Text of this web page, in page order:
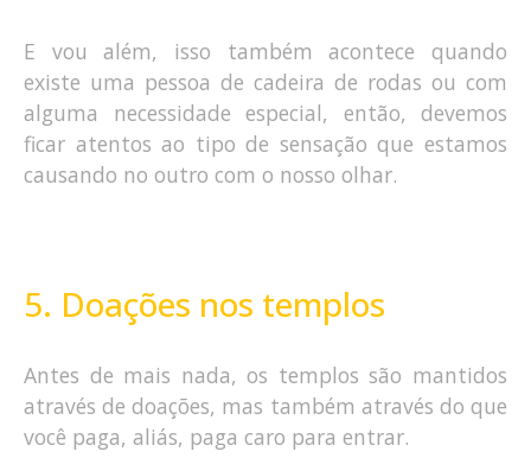
E vou além, isso também acontece quando
existe uma pessoa de cadeira de rodas ou com
alguma necessidade especial, então, devemos
ficar atentos ao tipo de sensação que estamos
causando no outro com o nosso olhar.
5. Doações nos templos
Antes de mais nada, os templos são mantidos
através de doações, mas também através do que
você paga, aliás, paga caro para entrar.